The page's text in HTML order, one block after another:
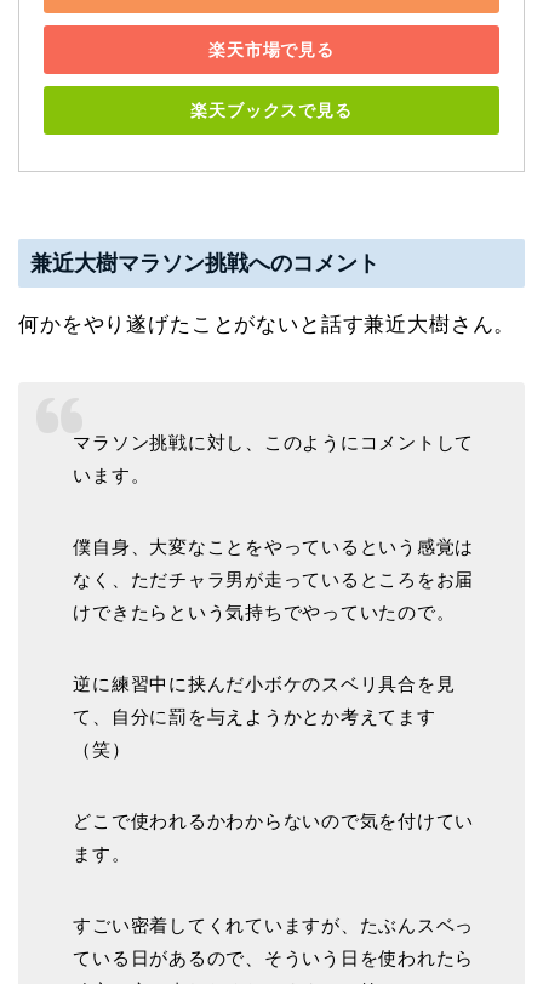
楽天市場で見る
楽天ブックスで見る
兼近大樹マラソン挑戦へのコメント
何かをやり遂げたことがないと話す兼近大樹さん。
マラソン挑戦に対し、このようにコメントして
います。
僕自身、大変なことをやっているという感覚は
なく、ただチャラ男が走っているところをお届
けできたらという気持ちでやっていたので。
逆に練習中に挟んだ小ボケのスベリ具合を見
て、自分に罰を与えようかとか考えてます
（笑）
どこで使われるかわからないので気を付けてい
ます。
すごい密着してくれていますが、たぶんスベっ
ている日があるので、そういう日を使われたら